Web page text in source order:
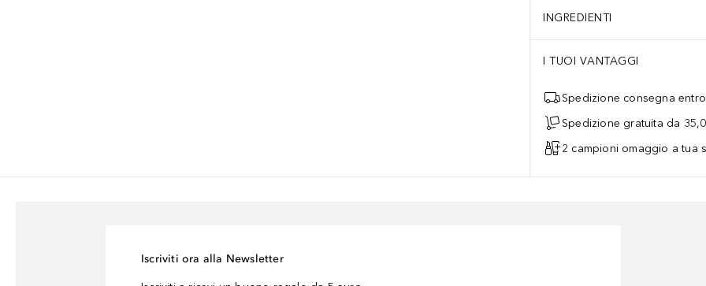
INGREDIENTI
I TUOI VANTAGGI
Spedizione consegna
Spedizione gratuita da
2 campioni omaggio a tua
Iscriviti ora alla Newsletter